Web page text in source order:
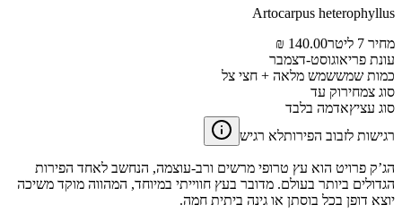
Artocarpus heterophyllus
מחיר 7 ליטר
140.00 ₪
עונת פריאוגוסט-דצמבר
כמות שמששמש מלאה + חצי צל
סוג צמחירוק עד
סוג עציץאדמה בלבד
רגישות לזבוב הפירותלא רגיש
הג’ק פרויט הוא עץ טרופי מרשים ורב-עוצמה, הנחשב לאחד הפירות
הגדולים ביותר בעולם. מדובר בעץ חווייתי במיוחד, המהווה מוקד משיכה
יוצא דופן בכל בוסתן או גינה ביתית חמה.